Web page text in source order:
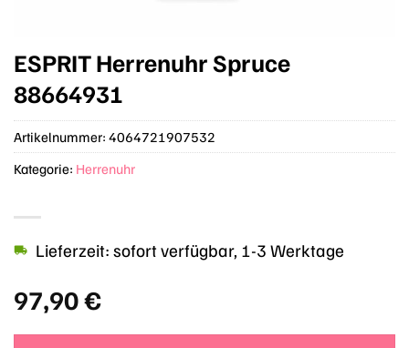
ESPRIT Herrenuhr Spruce
88664931
97,90€
Lieferzeit: sofort verfügbar, 1-3 Werktage
Artikelnummer: 4064721907532
Kategorie: Herrenuhr